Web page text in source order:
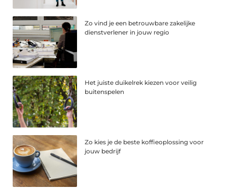
Zo vind je een betrouwbare zakelijke
dienstverlener in jouw regio
Het juiste duikelrek kiezen voor veilig
buitenspelen
Zo kies je de beste koffieoplossing voor
jouw bedrijf